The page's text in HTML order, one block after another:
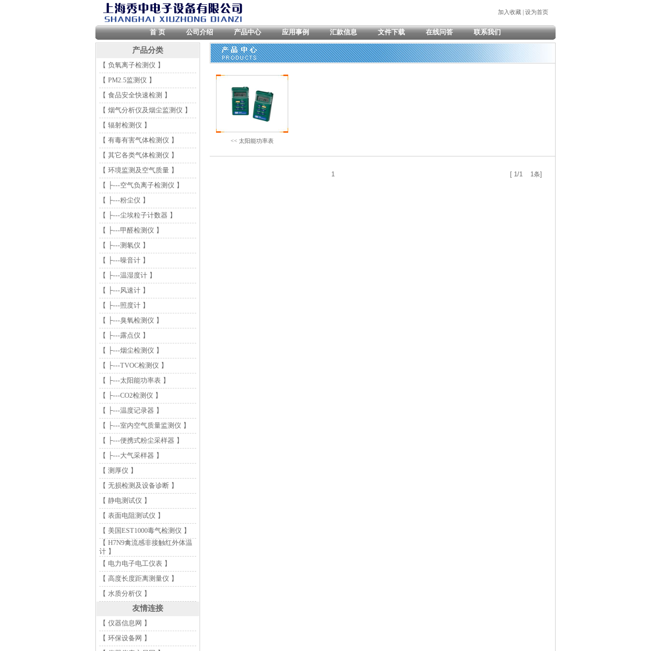
加入收藏| 设为首页
首 页 公司介绍 产品中心 应用事例 汇款信息 文件下载 在线问答 联系我们
产品分类
【 负氧离子检测仪 】
【 PM2.5监测仪 】
【 食品安全快速检测 】
【 烟气分析仪及烟尘监测仪 】
【 辐射检测仪 】
【 有毒有害气体检测仪 】
【 其它各类气体检测仪 】
【 环境监测及空气质量 】
【 ├---空气负离子检测仪 】
【 ├---粉尘仪 】
【 ├---尘埃粒子计数器 】
【 ├---甲醛检测仪 】
【 ├---测氡仪 】
【 ├---噪音计 】
【 ├---温湿度计 】
【 ├---风速计 】
【 ├---照度计 】
【 ├---臭氧检测仪 】
【 ├---露点仪 】
【 ├---烟尘检测仪 】
【 ├---TVOC检测仪 】
【 ├---太阳能功率表 】
【 ├---CO2检测仪 】
【 ├---温度记录器 】
【 ├---室内空气质量监测仪 】
【 ├---便携式粉尘采样器 】
【 ├---大气采样器 】
【 测厚仪 】
【 无损检测及设备诊断 】
【 静电测试仪 】
【 表面电阻测试仪 】
【 美国EST1000毒气检测仪 】
【 H7N9禽流感非接触红外体温
计 】
【 电力电子电工仪表 】
【 高度长度距离测量仪 】
【 水质分析仪 】
友情连接
【 仪器信息网 】
【 环保设备网 】
<< 太阳能功率表
1 [ 1/1 1条]